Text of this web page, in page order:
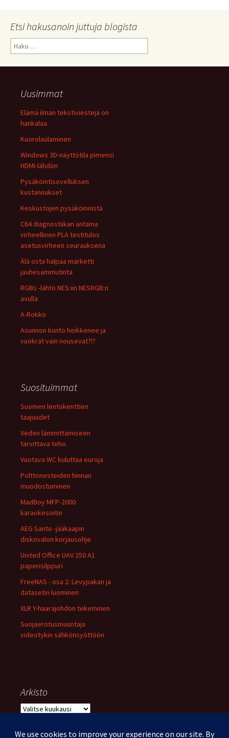
Etsi hakusanoin juttuja blogista
Haku:
Uusimmat
Elämä ilman tekstiviestejä on
hankalaa
Kuorolaulaminen
Windows 3D-näyttötila pimensi
HDMI-lähdön
Pysäköintisovelluksen
kustannukset
Keskustojen pysäköinnistä
C64 diagnostiikan antama
virheellinen PLA testitulos
asetusvirheen seurauksena
Älä osta halpaa marketti
jauhesammutinta
RGBs -lähtö NES:iin NESRGB:n
avulla
A-Rokko
Asunnon kunto heikkenee ja
vuokrat vain nousevat?!?
Suosituimmat
Suomen lentokenttien
taajuudet
Veden lämmittämiseen
tarvittava teho
Vuotava WC kuluttaa euroja
Polttonesteiden hinnan
muodostuminen
MadBoy MFP-2000
karaokesoitin
AEG Santo -jääkaapin
diskovalon korjausohje
United Office UAV 250 A1
paperisilppuri
FreeNAS - osa 2: Levypakan ja
datasetin luominen
XLR Y-haarajohdon tekeminen
Suojaerotusmuuntaja
videotykin sähkönsyöttöön
Arkisto
Arkisto